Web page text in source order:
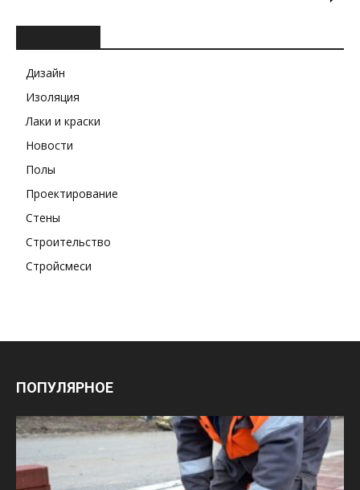
Дизайн
Изоляция
Лаки и краски
Новости
Полы
Проектирование
Стены
Строительство
Стройсмеси
ПОПУЛЯРНОЕ